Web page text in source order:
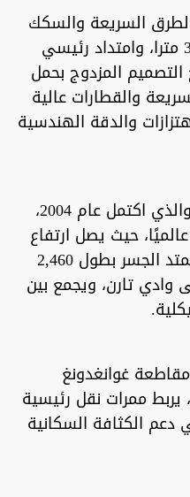
السريعة والسكك
الحديدية، مع أبراج بارتفاع 345 مترا، وامتداد رئيسي
يسمح التصميم المزدوج بحمل
والقطارات عالية
والدقة الهندسية
جسر ميلو الفرنسي الشهير، والذي اكتمل عام 2004،
حيث يصل ارتفاع
أعلى برج فيه إلى 343 مترا. يمتد الجسر بطول 2,460
وادي تارن، ويجمع بين
غوانغدونغ
أبراج 342 مترا، يربط ممرات نقل رئيسية
الكثافة السكانية